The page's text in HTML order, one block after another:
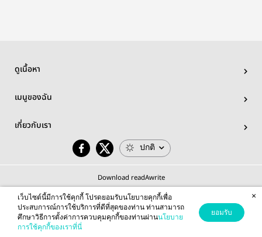
ดูเนื้อหา
เมนูของฉัน
เกี่ยวกับเรา
ปกติ
Download readAwrite
© 2026 readAwrite.com by MEB Corporation Public Company Limited
This site is protected by reCAPTCHA and the Google
เว็บไซต์นี้มีการใช้คุกกี้ โปรดยอมรับนโยบายคุกกี้เพื่อ
ประสบการณ์การใช้บริการที่ดีที่สุดของท่าน ท่านสามารถ
ศึกษาวิธีการตั้งค่าการควบคุมคุกกี้ของท่านผ่านนโยบาย
การใช้คุกกี้ของเราที่นี่
ยอมรับ
×